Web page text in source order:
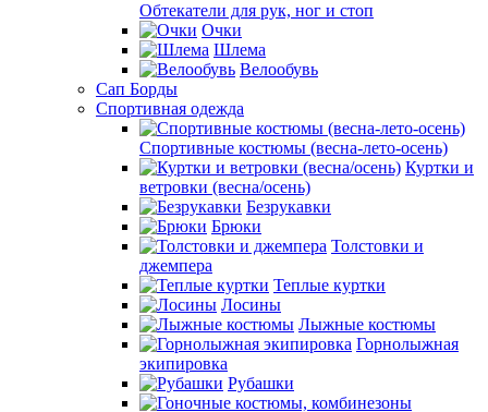
Обтекатели для рук, ног и стоп
Очки
Шлема
Велообувь
Сап Борды
Спортивная одежда
Спортивные костюмы (весна-лето-осень)
Куртки и
ветровки (весна/осень)
Безрукавки
Брюки
Толстовки и
джемпера
Теплые куртки
Лосины
Лыжные костюмы
Горнолыжная
экипировка
Рубашки